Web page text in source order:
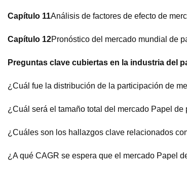
Capítulo 11Análisis de factores de efecto de
Capítulo 12Pronóstico del mercado mundial de
Preguntas clave cubiertas en la industria del
¿Cuál fue la distribución de la participación de
¿Cuál será el tamaño total del mercado Papel
¿Cuáles son los hallazgos clave relacionados
¿A qué CAGR se espera que el mercado Papel